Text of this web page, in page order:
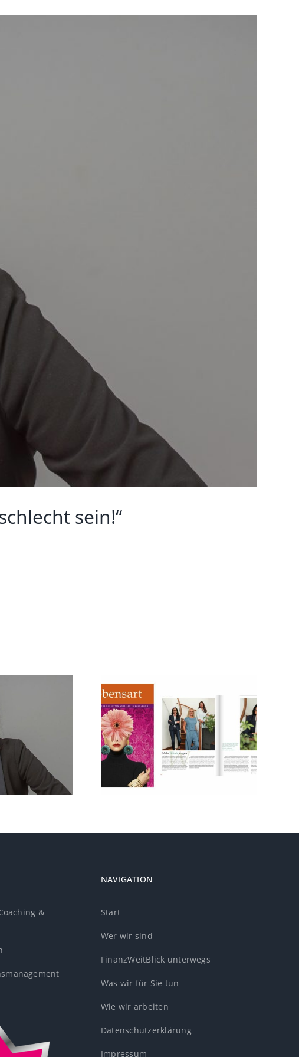
sein!“
–
für
besten
in
Bonn
&
NAVIGATION
Start
Wer wir sind
FinanzWeitBlick unterwegs
Was wir für Sie tun
Wie wir arbeiten
Datenschutzerklärung
Impressum